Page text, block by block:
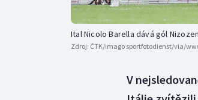
Ital Nicolo Barella dává gól
Zdroj: ČTK/imago sportfotodienst/via/
V